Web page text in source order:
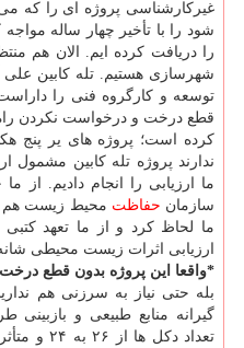
غیركارشناسی پروژه ای را كه
شود را با تأخیر چهار ساله
را دریافت كرده ایم. الان هم
شهرسازی هستیم. تله كابین علی
توسعه و كارگروه فنی را
قطع درخت و درخواست نكردن
كرده است؛ پروژه های یر پنج
ندارند پروژه تله كابین
ما ارزیابی را انجام دادیم. از
سازمان حفاظت
ما لحاظ كرد و از ما تعهد
ارزیابی اثرات زیست محیطی شانه
*واقعا این پروژه بدون قطع
بله حتی نیاز به سرزنی هم
گیرانه منابع طبیعی و بازبینی